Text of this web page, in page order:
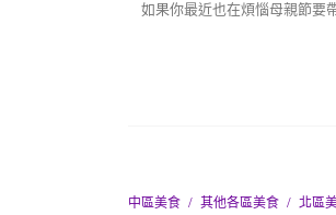
如果你最近也在煩惱母親節要
中區美食 其他各區美食 北區